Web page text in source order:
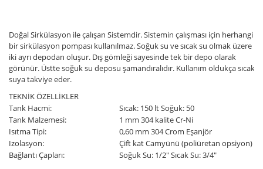
Doğal Sirkülasyon ile çalışan Sistemdir. Sistemin çalışması için herhangi
bir sirkülasyon pompası kullanılmaz. Soğuk su ve sıcak su olmak üzere
iki ayrı depodan oluşur. Dış gömleği sayesinde tek bir depo olarak
görünür. Üstte soğuk su deposu şamandıralıdır. Kullanım oldukça sıcak
suya takviye eder.
TEKNİK ÖZELLİKLER
Tank Hacmi:
Sıcak: 150 lt Soğuk: 50
Tank Malzemesi:
1 mm 304 kalite Cr-Ni
Isıtma Tipi:
0,60 mm 304 Crom Eşanjör
Izolasyon:
Çift kat Camyünü (poliüretan opsiyon)
Bağlantı Çapları:
Soğuk Su: 1/2" Sıcak Su: 3/4"